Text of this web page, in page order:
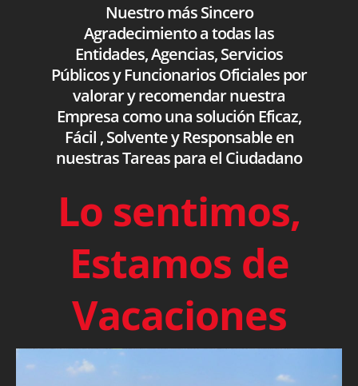
Nuestro más Sincero
Agradecimiento a todas las
Entidades, Agencias, Servicios
Públicos y Funcionarios Oficiales por
valorar y recomendar nuestra
Empresa como una solución Eficaz,
Fácil , Solvente y Responsable en
nuestras Tareas para el Ciudadano
Lo sentimos,
Estamos de
Vacaciones